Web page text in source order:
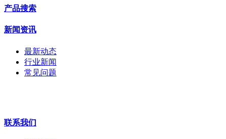
配件
拼接屏
安检门
工程宝
海康机器人
产品搜索
新闻资讯
最新动态
行业新闻
常见问题
联系我们